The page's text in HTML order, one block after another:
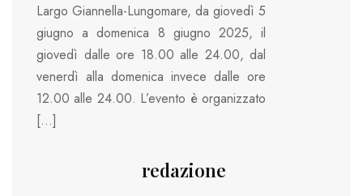
Largo Giannella-Lungomare, da giovedì 5
giugno a domenica 8 giugno 2025, il
giovedì dalle ore 18.00 alle 24.00, dal
venerdì alla domenica invece dalle ore
12.00 alle 24.00. L’evento è organizzato
[…]
redazione